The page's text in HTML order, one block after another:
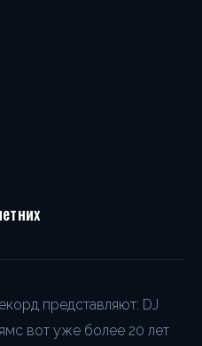
представляют: DJ
вот уже более 20 лет